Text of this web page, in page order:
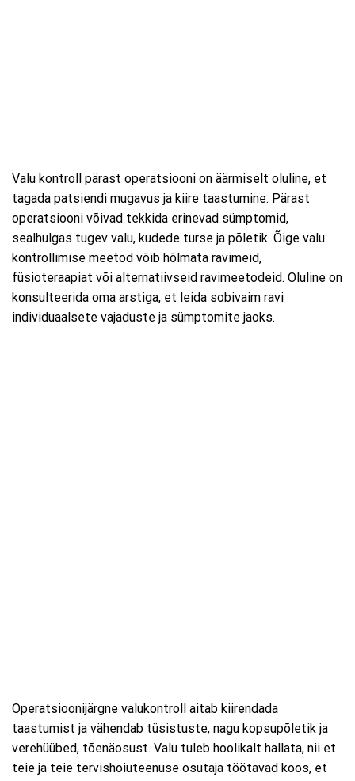
Valu kontroll pärast operatsiooni on äärmiselt oluline, et
tagada patsiendi mugavus ja kiire taastumine. Pärast
operatsiooni võivad tekkida erinevad sümptomid,
sealhulgas tugev valu, kudede turse ja põletik. Õige valu
kontrollimise meetod võib hõlmata ravimeid,
füsioteraapiat või alternatiivseid ravimeetodeid. Oluline on
konsulteerida oma arstiga, et leida sobivaim ravi
individuaalsete vajaduste ja sümptomite jaoks.
Operatsioonijärgne valukontroll aitab kiirendada
taastumist ja vähendab tüsistuste, nagu kopsupõletik ja
verehüübed, tõenäosust. Valu tuleb hoolikalt hallata, nii et
teie ja teie tervishoiuteenuse osutaja töötavad koos, et